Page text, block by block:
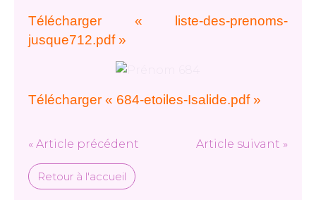
Télécharger « liste-des-prenoms-
jusque712.pdf »
Télécharger « 684-etoiles-Isalide.pdf »
« Article précédent Article suivant »
Retour à l'accueil